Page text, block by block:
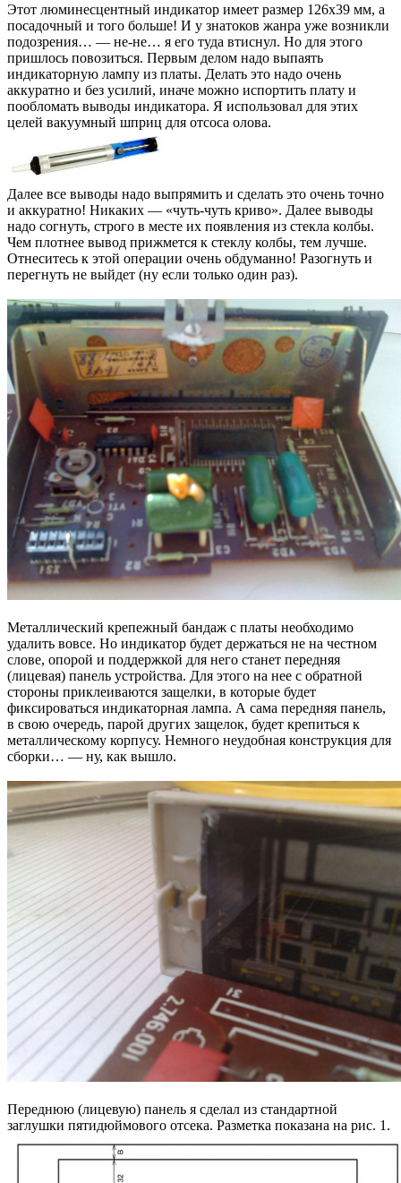
Этот люминесцентный индикатор имеет размер 126х39 мм, а
посадочный и того больше! И у знатоков жанра уже возникли
подозрения… — не-не… я его туда втиснул. Но для этого
пришлось повозиться. Первым делом надо выпаять
индикаторную лампу из платы. Делать это надо очень
аккуратно и без усилий, иначе можно испортить плату и
пообломать выводы индикатора. Я использовал для этих
целей вакуумный шприц для отсоса олова.
Далее все выводы надо выпрямить и сделать это очень точно
и аккуратно! Никаких — «чуть-чуть криво». Далее выводы
надо согнуть, строго в месте их появления из стекла колбы.
Чем плотнее вывод прижмется к стеклу колбы, тем лучше.
Отнеситесь к этой операции очень обдуманно! Разогнуть и
перегнуть не выйдет (ну если только один раз).
Металлический крепежный бандаж с платы необходимо
удалить вовсе. Но индикатор будет держаться не на честном
слове, опорой и поддержкой для него станет передняя
(лицевая) панель устройства. Для этого на нее с обратной
стороны приклеиваются защелки, в которые будет
фиксироваться индикаторная лампа. А сама передняя панель,
в свою очередь, парой других защелок, будет крепиться к
металлическому корпусу. Немного неудобная конструкция для
сборки… — ну, как вышло.
Переднюю (лицевую) панель я сделал из стандартной
заглушки пятидюймового отсека. Разметка показана на рис. 1.